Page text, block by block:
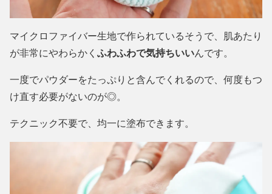
マイクロファイバー生地で作られているそうで、肌あたり
が非常にやわらかく ふわふわで気持ちいいんです。
一度でパウダーをたっぷりと含んでくれるので、何度もつ
け直す必要がないのが◎。
テクニック不要で、均一に塗布できます。